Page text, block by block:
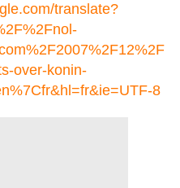
translate?
over-konin-
8